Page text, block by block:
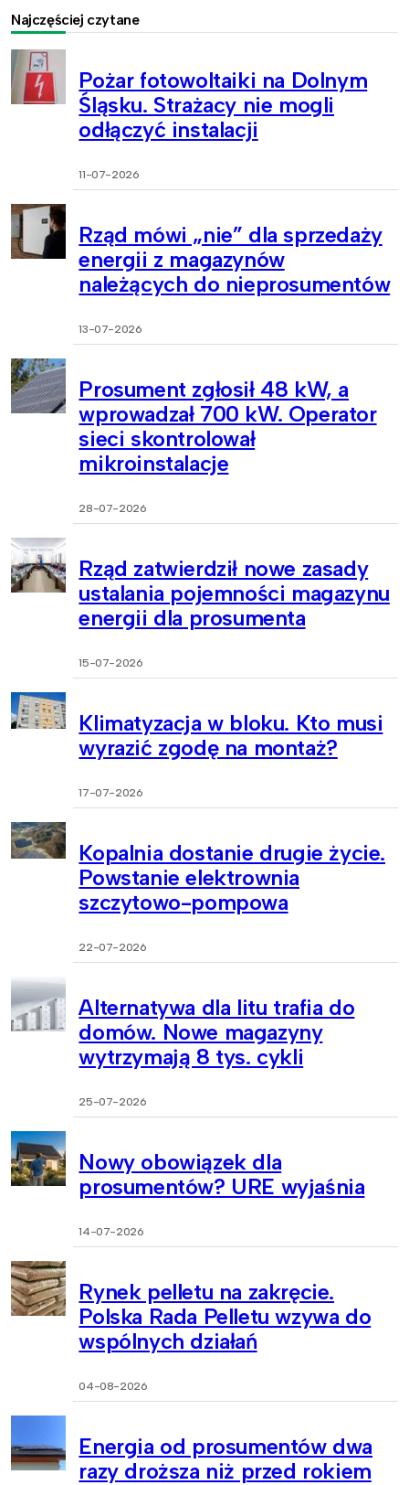
Najczęściej czytane
Pożar fotowoltaiki na Dolnym
Śląsku. Strażacy nie mogli
odłączyć instalacji
11-07-2026
Rząd mówi „nie” dla sprzedaży
energii z magazynów
należących do nieprosumentów
13-07-2026
Prosument zgłosił 48 kW, a
wprowadzał 700 kW. Operator
sieci skontrolował
mikroinstalacje
28-07-2026
Rząd zatwierdził nowe zasady
ustalania pojemności magazynu
energii dla prosumenta
15-07-2026
Klimatyzacja w bloku. Kto musi
wyrazić zgodę na montaż?
17-07-2026
Kopalnia dostanie drugie życie.
Powstanie elektrownia
szczytowo-pompowa
22-07-2026
Alternatywa dla litu trafia do
domów. Nowe magazyny
wytrzymają 8 tys. cykli
25-07-2026
Nowy obowiązek dla
prosumentów? URE wyjaśnia
14-07-2026
Rynek pelletu na zakręcie.
Polska Rada Pelletu wzywa do
wspólnych działań
04-08-2026
Energia od prosumentów dwa
razy droższa niż przed rokiem